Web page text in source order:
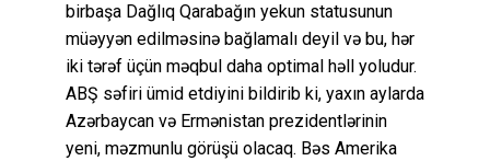
birbaşa Dağlıq Qarabağın yekun statusunun
müəyyən edilməsinə bağlamalı deyil və bu, hər
iki tərəf üçün məqbul daha optimal həll yoludur.
ABŞ səfiri ümid etdiyini bildirib ki, yaxın aylarda
Azərbaycan və Ermənistan prezidentlərinin
yeni, məzmunlu görüşü olacaq. Bəs Amerika